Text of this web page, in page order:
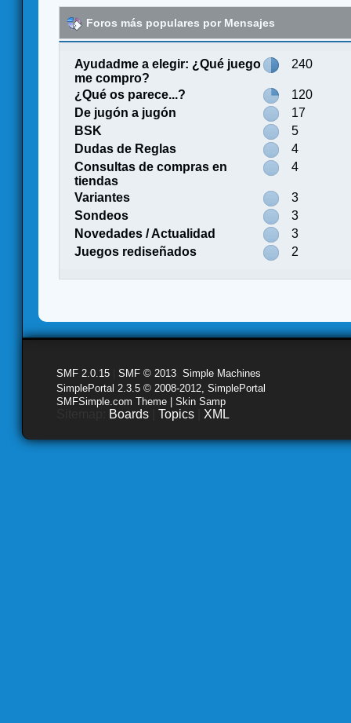
Foros más populares por Mensajes
Ayudadme a elegir: ¿Qué juego
me compro?
240
¿Qué os parece...?
120
De jugón a jugón
17
BSK
5
Dudas de Reglas
4
Consultas de compras en
tiendas
4
Variantes
3
Sondeos
3
Novedades / Actualidad
3
Juegos rediseñados
2
SMF 2.0.15 SMF © 2013 Simple Machines
SimplePortal 2.3.5 © 2008-2012, SimplePortal
SMFSimple.com Theme | Skin Samp
Boards Topics XML